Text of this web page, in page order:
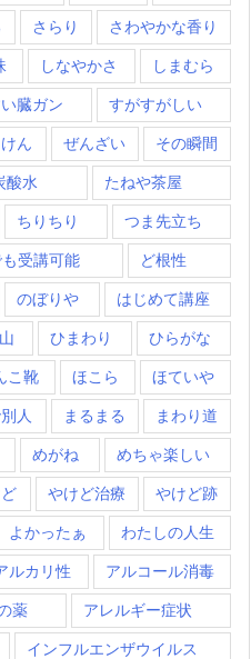
さらり さわやかな香り
しなやかさ しまむら
臓ガン すがすがしい
ん ぜんざい その瞬間
酸水 たねや茶屋
ちりちり つま先立ち
受講可能 ど根性
のぼりや はじめて講座
ひまわり ひらがな
こ靴 ほこら ほていや
人 まるまる まわり道
めがね めちゃ楽しい
やけど治療 やけど跡
よかったぁ わたしの人生
ルカリ性 アルコール消毒
薬 アレルギー症状
インフルエンザウイルス